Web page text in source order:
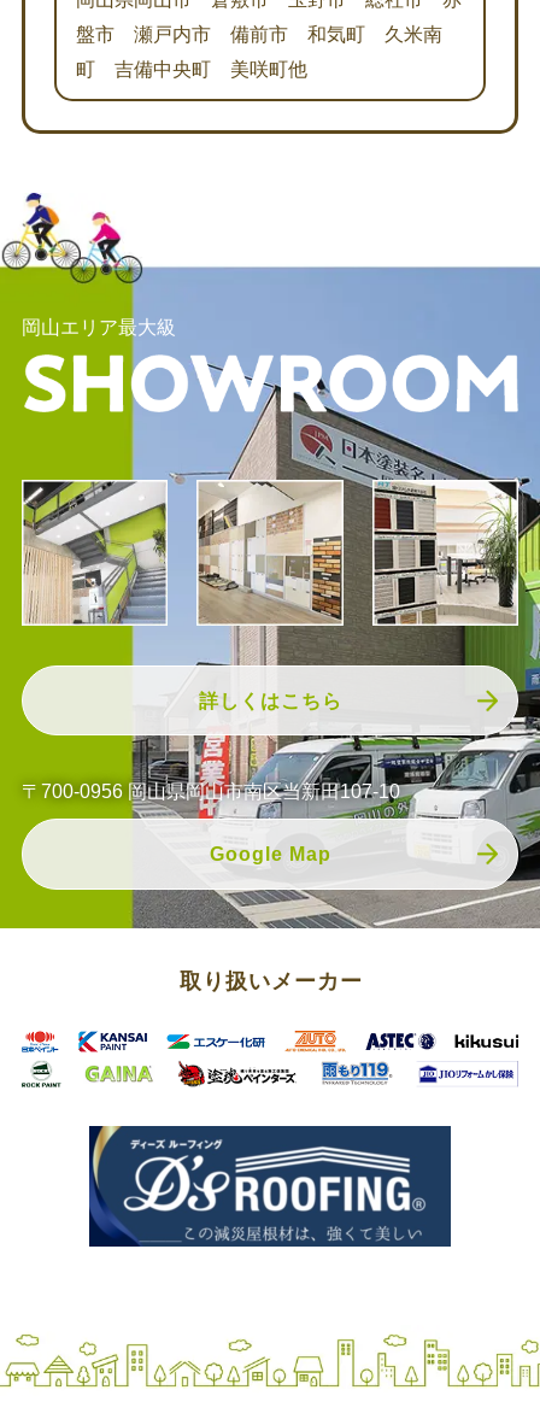
盤市 瀬戸内市 備前市 和気町 久米南
町 吉備中央町 美咲町他
岡山エリア最大級
詳しくはこちら
〒700-0956 岡山県岡山市南区当新田107-10
Google Map
取り扱いメーカー